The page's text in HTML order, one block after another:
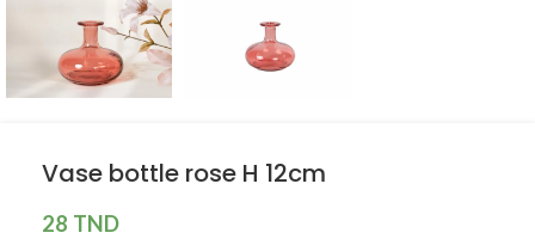
Vase bottle rose H 12cm
28 TND